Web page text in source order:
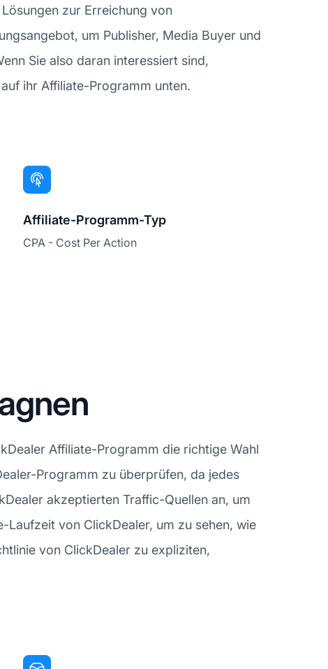
zur Erreichung von
um Publisher, Media Buyer und
Sie also daran interessiert sind,
ihr Affiliate-Programm unten.
Affiliate-Programm-Typ
CPA - Cost Per Action
Affiliate-Programm die richtige Wahl
Programm zu überprüfen, da jedes
akzeptierten Traffic-Quellen an, um
Laufzeit von ClickDealer, um zu sehen, wie
von ClickDealer zu expliziten,